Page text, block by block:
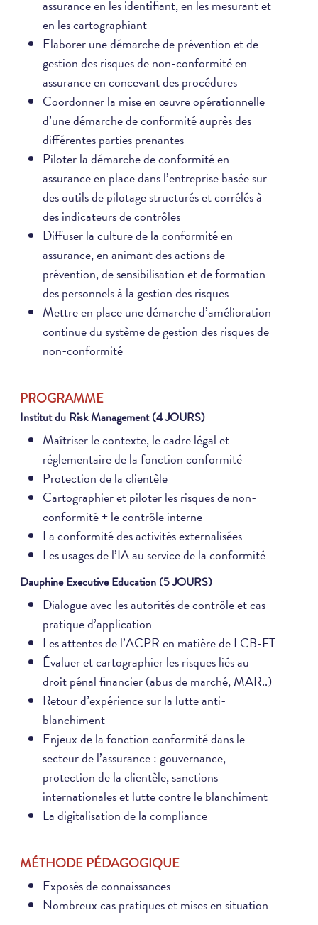
assurance en les identifiant, en les mesurant et
en les cartographiant
Elaborer une démarche de prévention et de
gestion des risques de non-conformité en
assurance en concevant des procédures
Coordonner la mise en œuvre opérationnelle
d’une démarche de conformité auprès des
différentes parties prenantes
Piloter la démarche de conformité en
assurance en place dans l’entreprise basée sur
des outils de pilotage structurés et corrélés à
des indicateurs de contrôles
Diffuser la culture de la conformité en
assurance, en animant des actions de
prévention, de sensibilisation et de formation
des personnels à la gestion des risques
Mettre en place une démarche d’amélioration
continue du système de gestion des risques de
non-conformité
PROGRAMME
Institut du Risk Management (4 JOURS)
Maîtriser le contexte, le cadre légal et
réglementaire de la fonction conformité
Protection de la clientèle
Cartographier et piloter les risques de non-
conformité + le contrôle interne
La conformité des activités externalisées
Les usages de l’IA au service de la conformité
Dauphine Executive Education (5 JOURS)
Dialogue avec les autorités de contrôle et cas
pratique d’application
Les attentes de l’ACPR en matière de LCB-FT
Évaluer et cartographier les risques liés au
droit pénal financier (abus de marché, MAR..)
Retour d’expérience sur la lutte anti-
blanchiment
Enjeux de la fonction conformité dans le
secteur de l’assurance : gouvernance,
protection de la clientèle, sanctions
internationales et lutte contre le blanchiment
La digitalisation de la compliance
MÉTHODE PÉDAGOGIQUE
Exposés de connaissances
Nombreux cas pratiques et mises en situation